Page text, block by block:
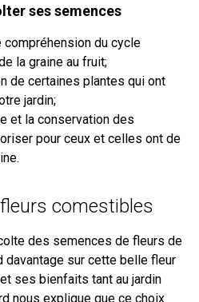
ses semences
compréhension du cycle
la graine au fruit;
de certaines plantes qui ont
jardin;
et la conservation des
pour ceux et celles ont de
comestibles
des semences de fleurs de
davantage sur cette belle fleur
ses bienfaits tant au jardin
nous explique que ce choix